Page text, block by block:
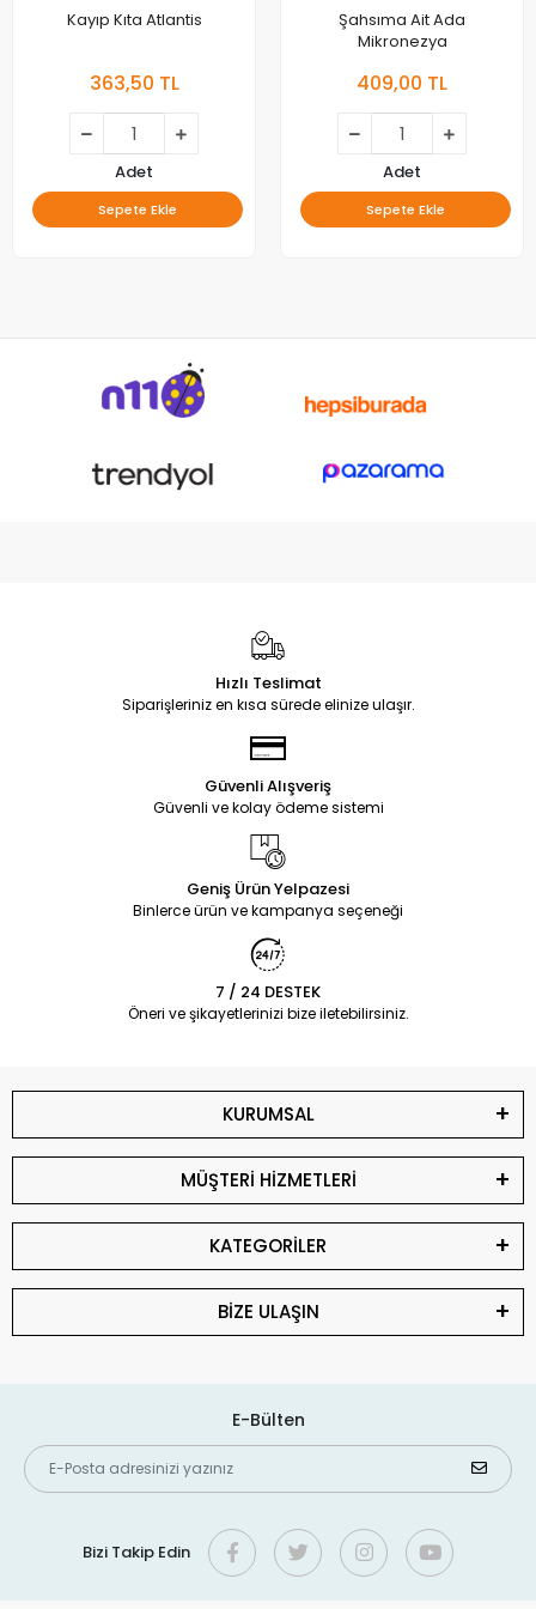
Kayıp Kıta Atlantis
363,50 TL
Adet
Sepete Ekle
Şahsıma Ait Ada
Mikronezya
409,00 TL
Adet
Sepete Ekle
Hızlı Teslimat
Siparişleriniz en kısa sürede elinize ulaşır.
Güvenli Alışveriş
Güvenli ve kolay ödeme sistemi
Geniş Ürün Yelpazesi
Binlerce ürün ve kampanya seçeneği
7 / 24 DESTEK
Öneri ve şikayetlerinizi bize iletebilirsiniz.
KURUMSAL
MÜŞTERİ HİZMETLERİ
KATEGORİLER
BİZE ULAŞIN
E-Bülten
Bizi Takip Edin